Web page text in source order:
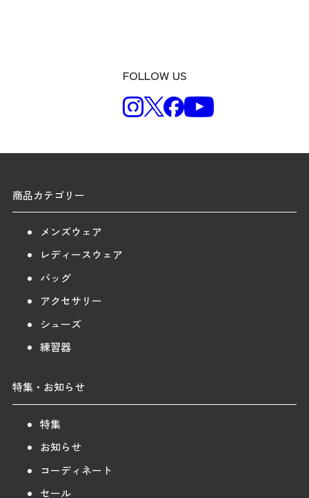
FOLLOW US
商品カテゴリー
メンズウェア
レディースウェア
バッグ
アクセサリー
シューズ
練習器
特集・お知らせ
特集
お知らせ
コーディネート
セール